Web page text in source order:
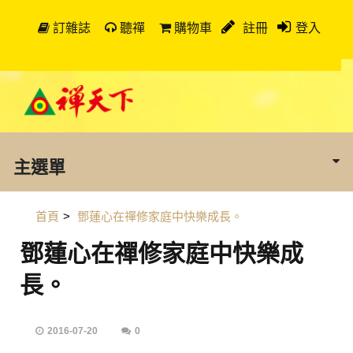
訂雜誌 聽禪 購物車 註冊 登入
主選單
首頁 > 鄧蓮心在禪修家庭中快樂成長。
鄧蓮心在禪修家庭中快樂成
長。
2016-07-20 0